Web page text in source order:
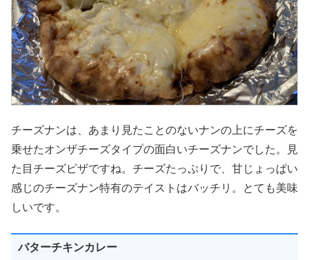
チーズナンは、あまり見たことのないナンの上にチーズを
乗せたオンザチーズタイプの面白いチーズナンでした。見
た目チーズピザですね。チーズたっぷりで、甘じょっぱい
感じのチーズナン特有のテイストはバッチリ。とても美味
しいです。
バターチキンカレー